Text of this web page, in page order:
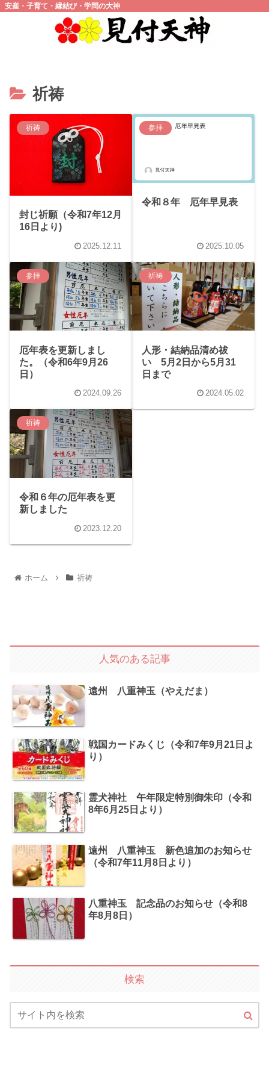
安産・子育て・縁結び・学問の大神
祈祷
祈祷
封じ祈願（令和7年12月
16日より)
2025.12.11
参拝
令和８年 厄年早見表
2025.10.05
参拝
厄年表を更新しまし
た。（令和6年9月26
日）
2024.09.26
祈祷
人形・結納品清め祓
い 5月2日から5月31
日まで
2024.05.02
祈祷
令和６年の厄年表を更
新しました
2023.12.20
ホーム 祈祷
人気のある記事
遠州 八重神玉（やえだま）
戦国カードみくじ（令和7年9月21日よ
り）
霊犬神社 午年限定特別御朱印（令和
8年6月25日より）
遠州 八重神玉 新色追加のお知らせ
（令和7年11月8日より）
八重神玉 記念品のお知らせ（令和8
年8月8日）
検索